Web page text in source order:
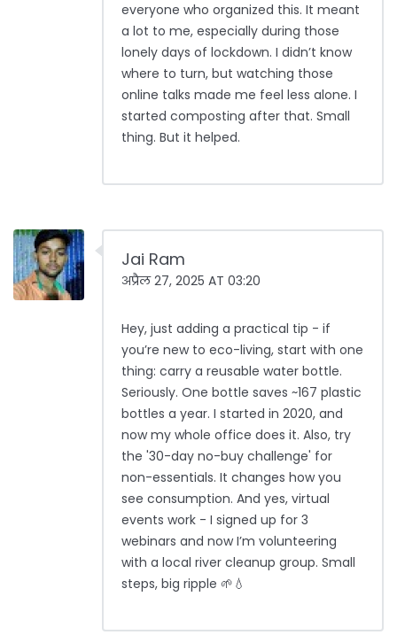
everyone who organized this. It meant
a lot to me, especially during those
lonely days of lockdown. I didn’t know
where to turn, but watching those
online talks made me feel less alone. I
started composting after that. Small
thing. But it helped.
Jai Ram
अप्रैल 27, 2025 AT 03:20
Hey, just adding a practical tip - if
you’re new to eco-living, start with one
thing: carry a reusable water bottle.
Seriously. One bottle saves ~167 plastic
bottles a year. I started in 2020, and
now my whole office does it. Also, try
the '30-day no-buy challenge' for
non-essentials. It changes how you
see consumption. And yes, virtual
events work - I signed up for 3
webinars and now I’m volunteering
with a local river cleanup group. Small
steps, big ripple 🌱💧